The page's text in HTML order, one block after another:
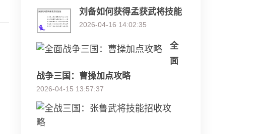
刘备如何获得孟获武将技能
2026-04-16 14:02:35
全
面
战争三国：曹操加点攻略
2026-04-15 13:57:37